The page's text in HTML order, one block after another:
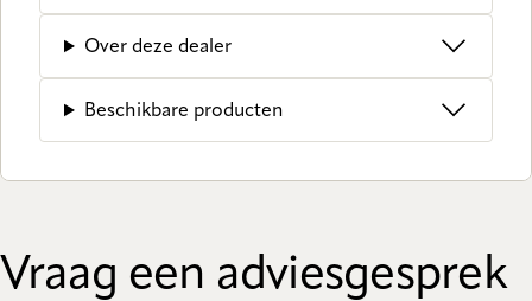
Over deze dealer
Beschikbare producten
Vraag een adviesgesprek